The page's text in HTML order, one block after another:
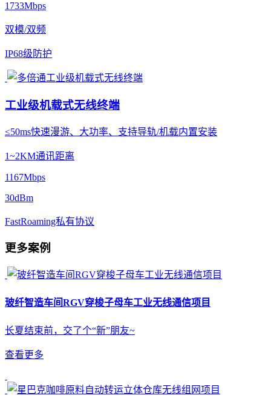
1733Mbps
双模/双频
IP68级防护
工业级机载式无线终端
≤50ms快速漫游、大功率、支持导轨/机载内置安装
1~2KM通讯距离
1167Mbps
30dBm
FastRoaming私有协议
更多案例
玻纤智造车间RGV穿梭子母车工业无线通信项目
长夏结束前，交了个“新”朋友~
查看更多